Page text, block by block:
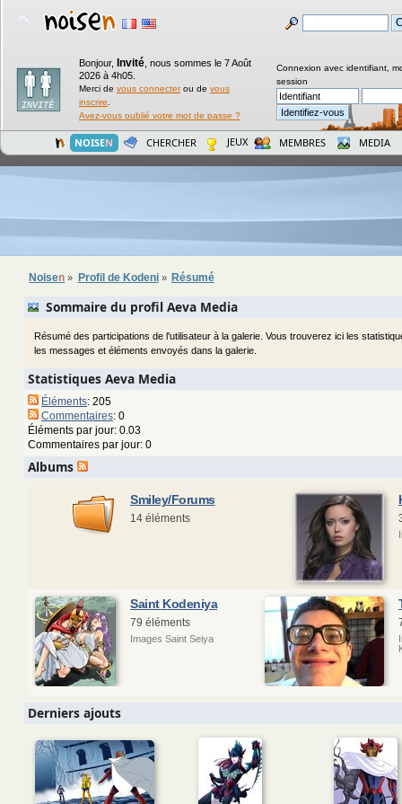
Bonjour, Invité nous sommes le 7 Août
2026 à 4h05.
Merci de vous connecterou de vous
inscrire
Avez-vous oublié votre mot de passe ?
Connexion avec identifiant,
session
NOISEN CHERCHER JEUX MEMBRES MEDIA
Noisen » Profil de Kodeni» Résumé
Sommaire du profil Aeva Media
Résumé des participations de l'utilisateur à la galerie. Vous trouverez ici les
les messages et éléments envoyés dans la galerie.
Statistiques Aeva Media
Éléments: 205
Commentaires: 0
Éléments par jour: 0.03
Commentaires par jour: 0
Albums
Smiley/Forums
14 éléments
Saint Kodeniya
79 éléments
Images Saint Seiya
Derniers ajouts